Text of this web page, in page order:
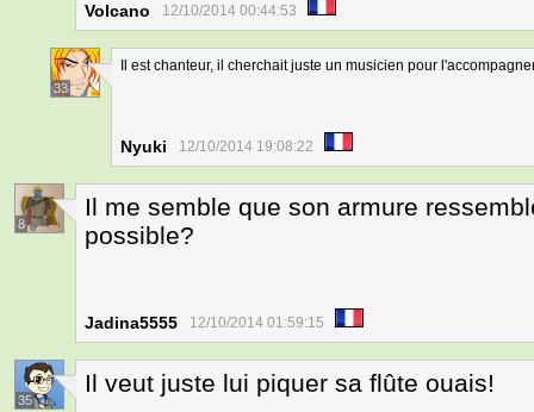
Volcano 12/10/2014 00:44:53
33
Il est chanteur, il cherchait juste un musicien pour
Nyuki 12/10/2014 19:08:22
8
Il me semble que son armure
possible?
Jadina5555 12/10/2014 01:59:15
35
Il veut juste lui piquer sa flûte ouais!